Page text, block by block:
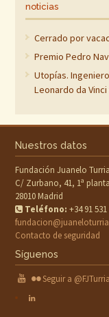
noticias
Cerrado por
Premio Pedro
Utopías.
Leonardo da
Nuestros datos
Fundación Juanelo
C/ Zurbano, 41, 1ª planta
28010 Madrid
Teléfono: +34 91
Contacto de seguridad
Síguenos
Seguir a